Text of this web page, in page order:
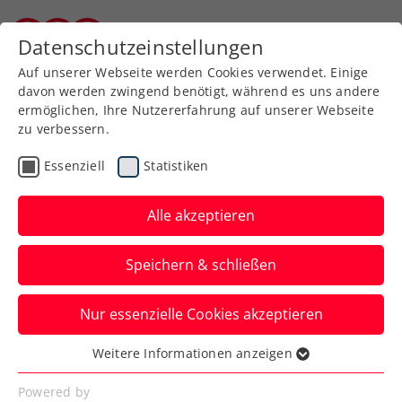
Aktuelle News
News filtern
Datenschutzeinstellungen
Auf unserer Webseite werden Cookies verwendet. Einige
davon werden zwingend benötigt, während es uns andere
ermöglichen, Ihre Nutzererfahrung auf unserer Webseite
zu verbessern.
Essenziell Statistiken
Alle akzeptieren
Speichern & schließen
Nur essenzielle Cookies akzeptieren
Essenziell
Essenzielle Cookies werden für grundlegende
Weitere Informationen anzeigen
Powered by